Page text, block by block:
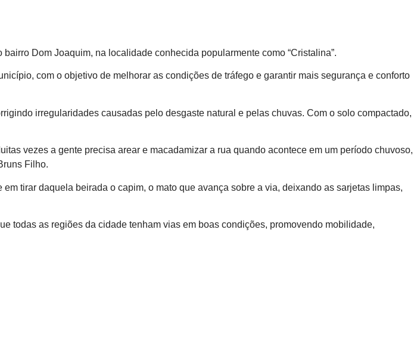
Dom Joaquim, na localidade conhecida popularmente como “Cristalina”.
com o objetivo de melhorar as condições de tráfego e garantir mais segurança e conforto
irregularidades causadas pelo desgaste natural e pelas chuvas. Com o solo compactado,
vezes a gente precisa arear e macadamizar a rua quando acontece em um período chuvoso,
Filho.
tirar daquela beirada o capim, o mato que avança sobre a via, deixando as sarjetas limpas,
todas as regiões da cidade tenham vias em boas condições, promovendo mobilidade,